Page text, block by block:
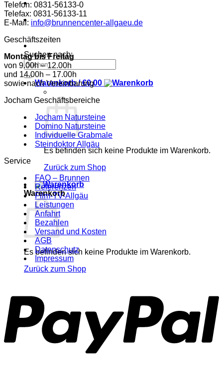
Suchen nach:
Warenkorb /€0,00
Es befinden sich keine Produkte im Warenkorb.
Zurück zum Shop
Warenkorb
Es befinden sich keine Produkte im Warenkorb.
Zurück zum Shop
Telefon: 0831-56133-0
Telefax: 0831-56133-11
E-Mail: info@brunnencenter-allgaeu.de
Geschäftszeiten
Montag bis Freitag
von 9.00h – 12.00h
und 14.00h – 17.00h
sowie nach Vereinbarung
Jocham Geschäftsbereiche
Jocham Natursteine
Domino Natursteine
Individuelle Grabmale
Steindoktor Allgäu
Service
FAQ – Brunnen
Referenzen
Film-TV-Allgäu
Leistungen
Anfahrt
Bezahlen
Versand und Kosten
AGB
Datenschutz
Impressum